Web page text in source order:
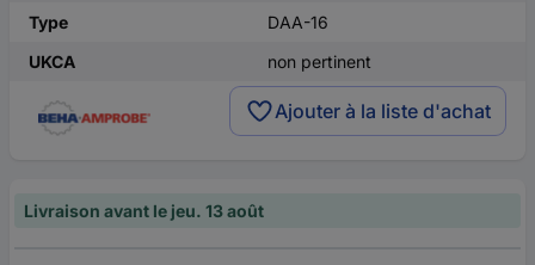
Type
DAA-16
UKCA
non pertinent
Ajouter à la liste d'achat
Livraison avant le jeu. 13 août